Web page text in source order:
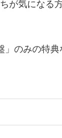
が気になる
のみの特典